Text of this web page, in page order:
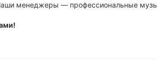
менеджеры — профессиональные